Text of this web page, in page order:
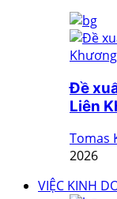
Đề
Liên
Tomas
2026
VIỆC KINH